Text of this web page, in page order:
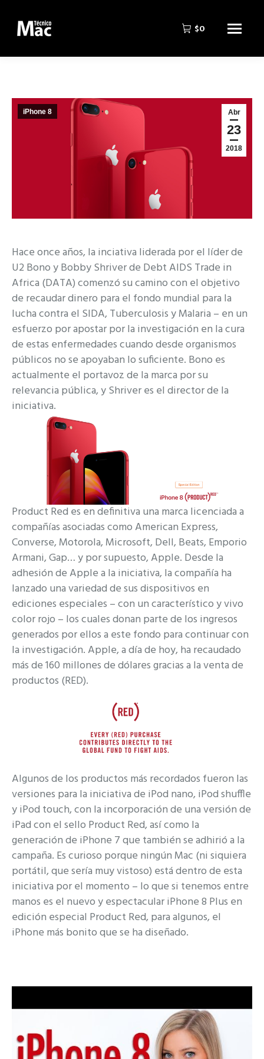
$0
Abr
23
2018
iPhone 8
Hace once años, la inciativa liderada por el líder de
U2 Bono y Bobby Shriver de Debt AIDS Trade in
Africa (DATA) comenzó su camino con el objetivo
de recaudar dinero para el fondo mundial para la
lucha contra el SIDA, Tuberculosis y Malaria – en un
esfuerzo por apostar por la investigación en la cura
de estas enfermedades cuando desde organismos
públicos no se apoyaban lo suficiente. Bono es
actualmente el portavoz de la marca por su
relevancia pública, y Shriver es el director de la
iniciativa.
Product Red es en definitiva una marca licenciada a
compañías asociadas como American Express,
Converse, Motorola, Microsoft, Dell, Beats, Emporio
Armani, Gap… y por supuesto, Apple. Desde la
adhesión de Apple a la iniciativa, la compañía ha
lanzado una variedad de sus dispositivos en
ediciones especiales – con un característico y vivo
color rojo – los cuales donan parte de los ingresos
generados por ellos a este fondo para continuar con
la investigación. Apple, a día de hoy, ha recaudado
más de 160 millones de dólares gracias a la venta de
productos (RED).
Algunos de los productos más recordados fueron las
versiones para la iniciativa de iPod nano, iPod shuffle
y iPod touch, con la incorporación de una versión de
iPad con el sello Product Red, así como la
generación de iPhone 7 que también se adhirió a la
campaña. Es curioso porque ningún Mac (ni siquiera
portátil, que sería muy vistoso) está dentro de esta
iniciativa por el momento – lo que si tenemos entre
manos es el nuevo y espectacular iPhone 8 Plus en
edición especial Product Red, para algunos, el
iPhone más bonito que se ha diseñado.